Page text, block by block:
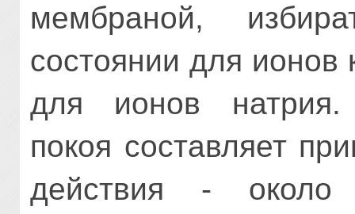
мембраной,
состоянии для ионов
для ионов
покоя составляет
действия -